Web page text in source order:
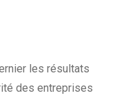
les résultats
des entreprises